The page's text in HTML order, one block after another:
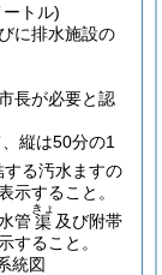
トル)
に排水施設の
長が必要と認
縦は50分の1
る汚水ますの
示すること。
管 渠
きょ
及び附帯
すること。
統図